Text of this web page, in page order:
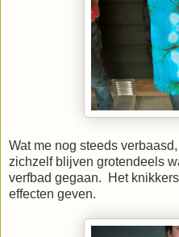
Wat me nog steeds
zichzelf blijven grotendeels
verfbad gegaan. Het
effecten geven.